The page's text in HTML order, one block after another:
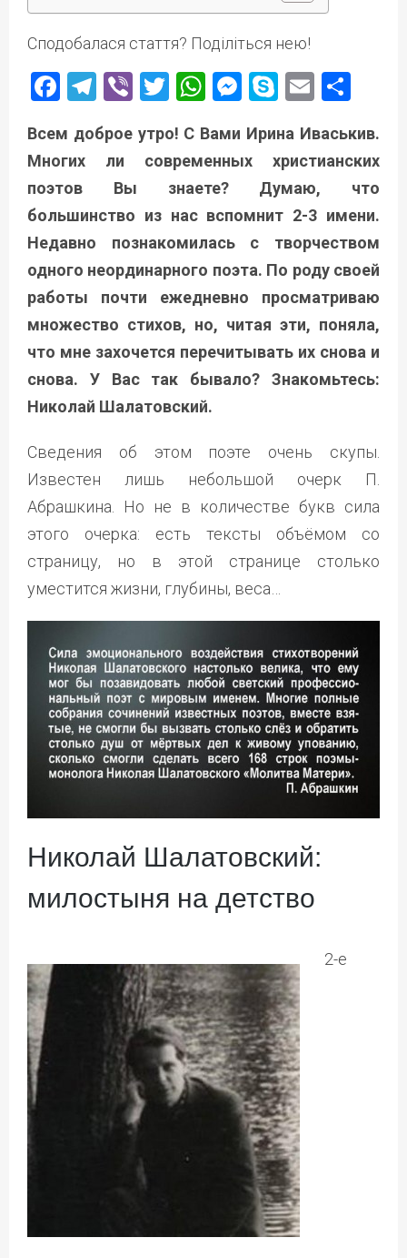
Сподобалася стаття? Поділіться нею!
Facebook
Telegram
ViberTwitter
WhatsApp
Messenger
Skype
Email
Всем доброе утро! С Вами Ирина Иваськив.
Многих ли современных христианских
поэтов Вы знаете? Думаю, что
большинство из нас вспомнит 2-3 имени.
Недавно познакомилась с творчеством
одного неординарного поэта. По роду своей
работы почти ежедневно просматриваю
множество стихов, но, читая эти, поняла,
что мне захочется перечитывать их снова и
снова. У Вас так бывало? Знакомьтесь:
Николай Шалатовский.
Сведения об этом поэте очень скупы.
Известен лишь небольшой очерк П.
Абрашкина. Но не в количестве букв сила
этого очерка: есть тексты объёмом со
страницу, но в этой странице столько
уместится жизни, глубины, веса…
Николай Шалатовский:
милостыня на детство
2-е